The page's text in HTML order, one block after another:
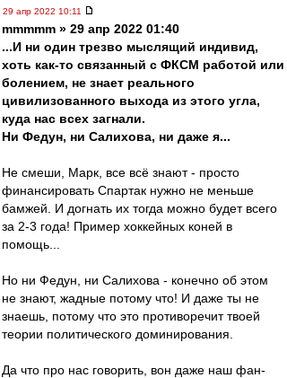
29 апр 2022 10:11
mmmmm » 29 апр 2022 01:40
...И ни один трезво мыслящий индивид,
хоть как-то связанный с ФКСМ работой или
болением, не знает реального
цивилизованного выхода из этого угла,
куда нас всех загнали.
Ни Федун, ни Салихова, ни даже я...
Не смеши, Марк, все всё знают - просто
финансировать Спартак нужно не меньше
бамжей. И догнать их тогда можно будет всего
за 2-3 года! Пример хоккейных коней в
помощь...
Но ни Федун, ни Салихова - конечно об этом
не знают, жадные потому что! И даже ты не
знаешь, потому что это противоречит твоей
теории политического доминирования.
Да что про нас говорить, вон даже наш фан-